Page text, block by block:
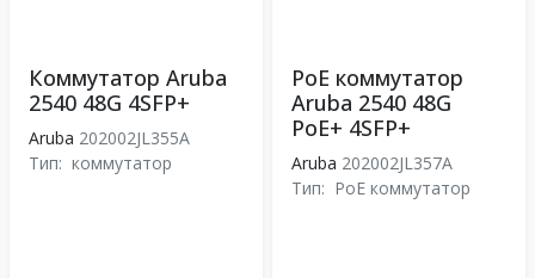
Коммутатор Aruba
2540 48G 4SFP+
Aruba 202002JL355A
Тип: коммутатор
PoE коммутатор
Aruba 2540 48G
PoE+ 4SFP+
Aruba 202002JL357A
Тип: PoE коммутатор